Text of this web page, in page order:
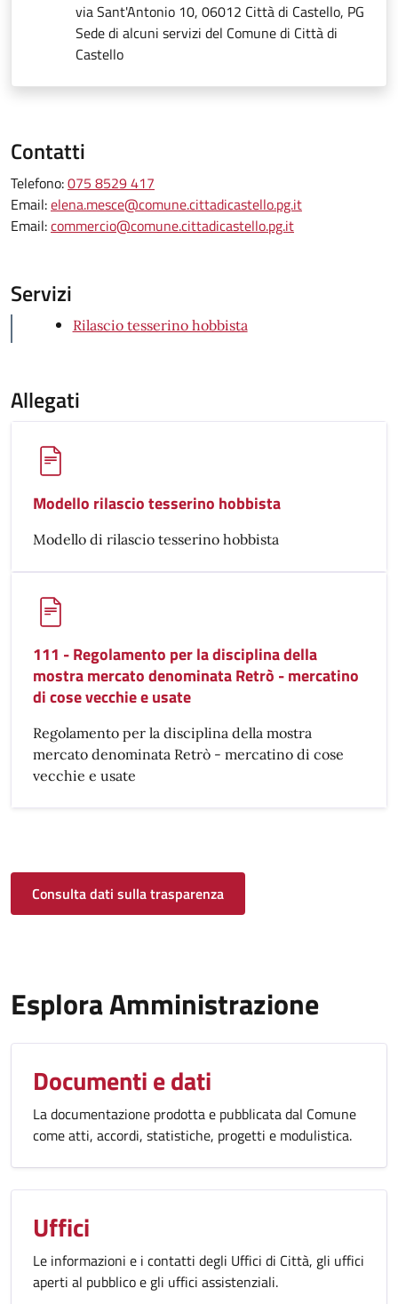
via Sant'Antonio 10, 06012 Città di Castello, PG
Sede di alcuni servizi del Comune di Città di
Castello
Contatti
Telefono:075 8529 417
Email:elena.mesce@comune.cittadicastello.pg.it
Email:commercio@comune.cittadicastello.pg.it
Servizi
Rilascio tesserino hobbista
Allegati
Modello rilascio tesserino hobbista
Modello di rilascio tesserino hobbista
111 - Regolamento per la disciplina della
mostra mercato denominata Retrò - mercatino
di cose vecchie e usate
Regolamento per la disciplina della mostra
mercato denominata Retrò - mercatino di cose
vecchie e usate
Consulta dati sulla trasparenza
Esplora Amministrazione
Documenti e dati
La documentazione prodotta e pubblicata dal Comune
come atti, accordi, statistiche, progetti e modulistica.
Uffici
Le informazioni e i contatti degli Uffici di Città, gli uffici
aperti al pubblico e gli uffici assistenziali.